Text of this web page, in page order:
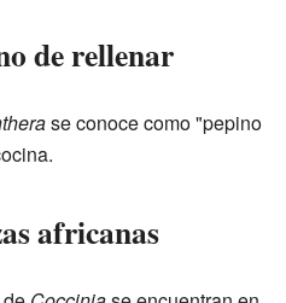
de rellenar
se conoce como "pepino
africanas